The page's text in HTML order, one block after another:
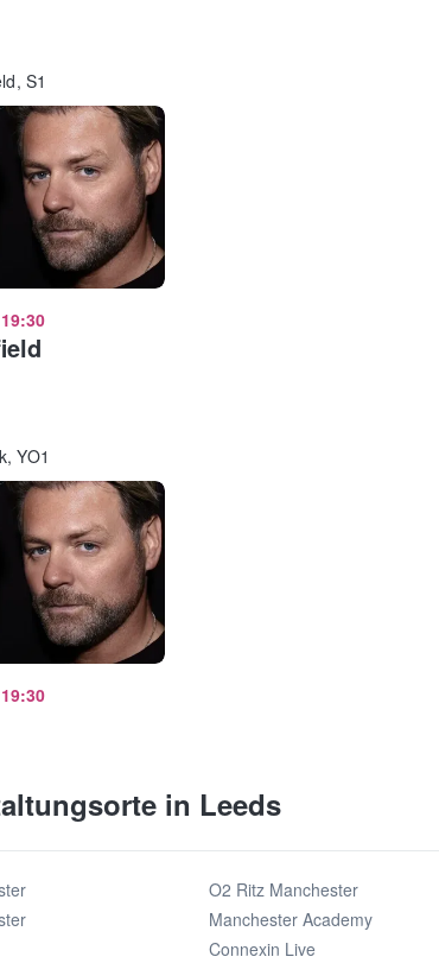
S1
19:30
YO1
19:30
in Leeds
O2 Ritz Manchester
Manchester Academy
Connexin Live